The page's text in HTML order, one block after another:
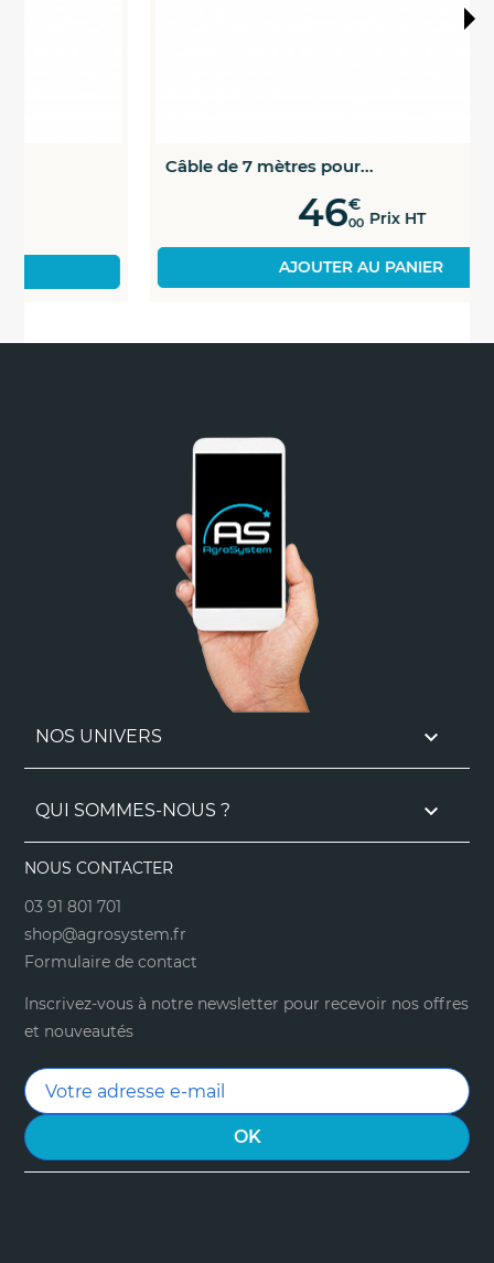
Câble de 7 mètres pour...
Prix HT
AJOUTER AU PANIER
NOS UNIVERS 
QUI SOMMES-NOUS ? 
NOUS CONTACTER
03 91 801 701
shop@agrosystem.fr
Formulaire de contact
Inscrivez-vous à notre newsletter pour recevoir nos offres
et nouveautés